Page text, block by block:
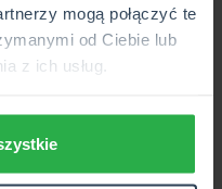
mogą połączyć te
od Ciebie lub
z ich usług.